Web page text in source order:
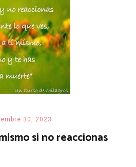
30, 2023
si no reaccionas